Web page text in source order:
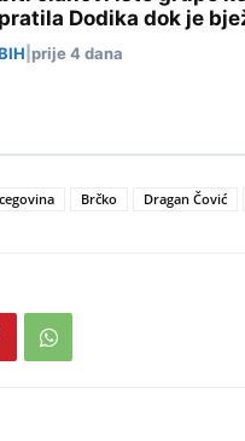
pratila Dodika dok je
prije 4 dana
Brčko Dragan Čović